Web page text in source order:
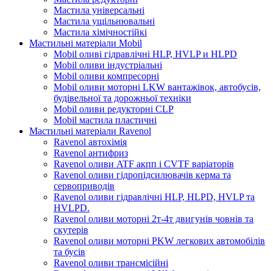
Мастила універсальні
Мастила ущільнювальні
Мастила хімічностійкі
Мастильні матеріали Mobil
Mobil оливі гідравлічні HLP, HVLP и HLPD
Mobil оливи індустріальні
Mobil оливи компресорні
Mobil оливи моторні LKW вантажівок, автобусів,
будівельної та дорожньої техніки
Mobil оливи редукторні CLP
Mobil мастила пластичні
Мастильні матеріали Ravenol
Ravenol автохімія
Ravenol антифриз
Ravenol оливи ATF акпп і CVTF варіаторів
Ravenol оливи гідропідсилювачів керма та
сервоприводів
Ravenol оливи гідравлічні HLP, HLPD, HVLP та
HVLPD.
Ravenol оливи моторні 2т-4т двигунів човнів та
скутерів
Ravenol оливи моторні PKW легкових автомобілів
та бусів
Ravenol оливи трансмісійні